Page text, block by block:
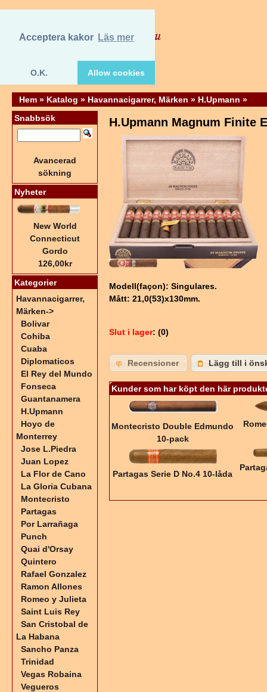
Acceptera kakor Läs mer
O.K. Allow cookies
Hem » Katalog » Havannacigarrer, Märken » H.Upmann »
H.Upmann Magnum Finite
Modell(façon): Singulares.
Mått: 21,0(53)x130mm.
Slut i lager: (0)
Recensioner Lägg till i
Kunder som har köpt den här
Montecristo Double Edmundo
10-pack
Partagas Serie D No.4 10-låda
Snabbsök
Avancerad
sökning
Nyheter
New World
Connecticut
Gordo
126,00kr
Kategorier
Havannacigarrer,
Märken->
Bolivar
Cohiba
Cuaba
Diplomaticos
El Rey del Mundo
Fonseca
Guantanamera
H.Upmann
Hoyo de
Monterrey
Jose L.Piedra
Juan Lopez
La Flor de Cano
La Gloria Cubana
Montecristo
Partagas
Por Larrañaga
Punch
Quai d'Orsay
Quintero
Rafael Gonzalez
Ramon Allones
Romeo y Julieta
Saint Luis Rey
San Cristobal de
La Habana
Sancho Panza
Trinidad
Vegas Robaina
Vegueros